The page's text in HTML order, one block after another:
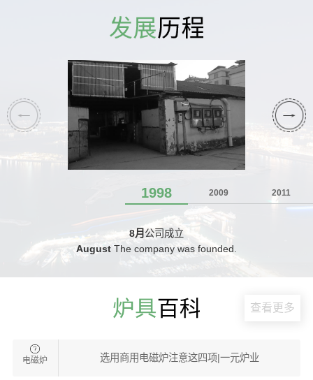
1998 2009 2011
8月 公司成立
August The company was founded.
查看更多
电磁炉 选用商用电磁炉注意这四项|一元炉业